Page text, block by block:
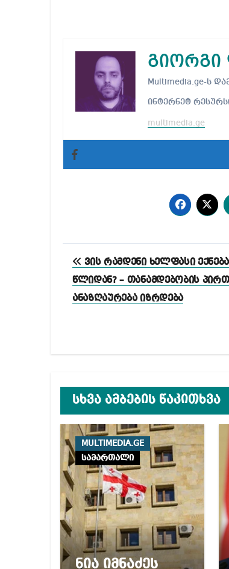
გიორგი
Multimedia.ge-ს
ინტერნეტ
multimedia.ge
პოსტის
ნავიგაცია
ვის რამდენი ხელფასი
წლიდან? – თანამდებობის
ანაზღაურება იზრდება
სხვა ამბების წაკითხვა
MULTIMEDIA.GE
სამართალი
ნია იმნაძეს